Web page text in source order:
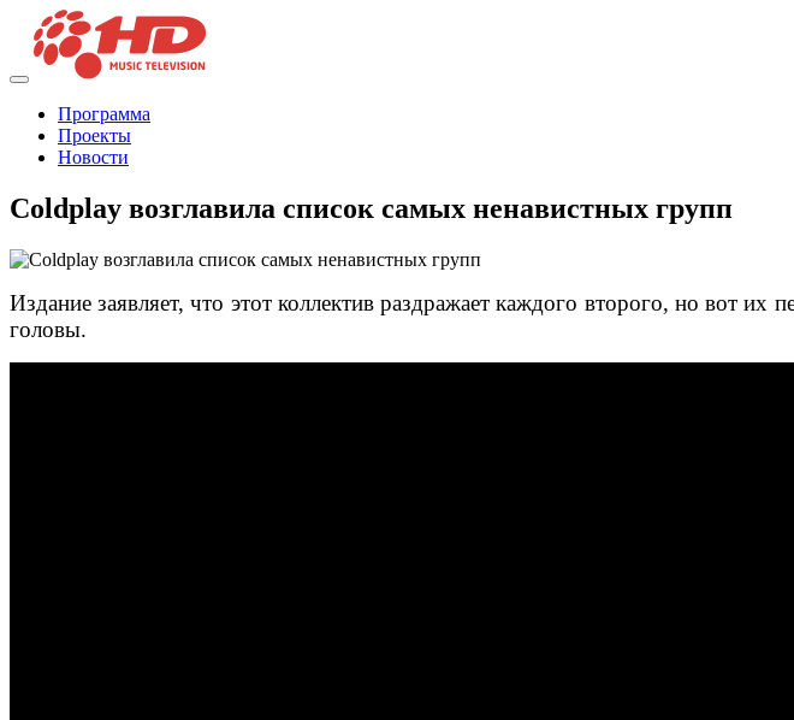
Программа
Проекты
Новости
Coldplay возглавила список самых ненавистных групп
Издание заявляет, что этот коллектив раздражает каждого второго, но вот
головы.